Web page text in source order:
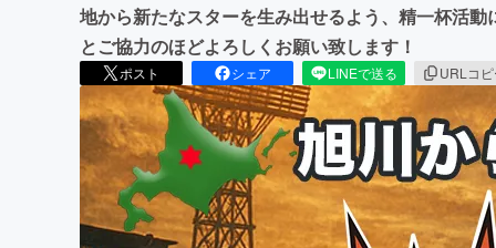
地から新たなスターを生み出せるよう、精一杯活
とご協力のほどよろしくお願い致します！
ポスト シェア LINEで送る URLコ